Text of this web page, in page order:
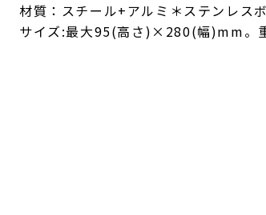
材質：スチール+アルミ＊ステンレス
サイズ:最大95(高さ)×280(幅)mm。